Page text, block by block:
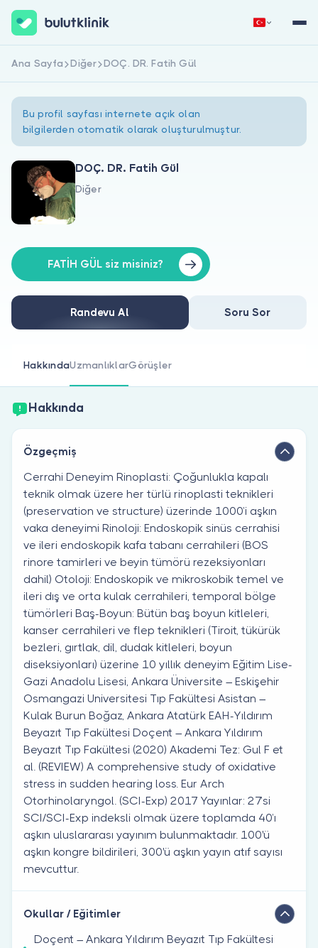
Hakkımızda
Doktorlar için
Doktor musunuz?
Hemen Kaydol
Ana Sayfa Diğer DOÇ. DR. Fatih Gül
Bu profil sayfası internete açık olan
bilgilerden otomatik olarak oluşturulmuştur.
DOÇ. DR. Fatih Gül
Diğer
FATİH GÜL siz misiniz?
Randevu Al Soru Sor
HakkındaUzmanlıklarGörüşler
Hakkında
Özgeçmiş
Cerrahi Deneyim Rinoplasti: Çoğunlukla kapalı
teknik olmak üzere her türlü rinoplasti teknikleri
(preservation ve structure) üzerinde 1000’i aşkın
vaka deneyimi Rinoloji: Endoskopik sinüs cerrahisi
ve ileri endoskopik kafa tabanı cerrahileri (BOS
rinore tamirleri ve beyin tümörü rezeksiyonları
dahil) Otoloji: Endoskopik ve mikroskobik temel ve
ileri dış ve orta kulak cerrahileri, temporal bölge
tümörleri Baş-Boyun: Bütün baş boyun kitleleri,
kanser cerrahileri ve flep teknikleri (Tiroit, tükürük
bezleri, gırtlak, dil, dudak kitleleri, boyun
diseksiyonları) üzerine 10 yıllık deneyim Eğitim Lise-
Gazi Anadolu Lisesi, Ankara Üniversite – Eskişehir
Osmangazi Universitesi Tıp Fakültesi Asistan –
Kulak Burun Boğaz, Ankara Atatürk EAH-Yıldırım
Beyazıt Tıp Fakültesi Doçent – Ankara Yıldırım
Beyazıt Tıp Fakültesi (2020) Akademi Tez: Gul F et
al. (REVIEW) A comprehensive study of oxidative
stress in sudden hearing loss. Eur Arch
Otorhinolaryngol. (SCI-Exp) 2017 Yayınlar: 27’si
SCI/SCI-Exp indeksli olmak üzere toplamda 40’ı
aşkın uluslararası yayınım bulunmaktadır. 100'ü
aşkın kongre bildirileri, 300'ü aşkın yayın atıf sayısı
mevcuttur.
Okullar / Eğitimler
Doçent – Ankara Yıldırım Beyazıt Tıp Fakültesi